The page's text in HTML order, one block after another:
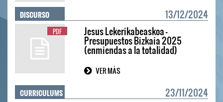
DISCURSO 13/12/2024
PDF Jesus Lekerikabeaskoa -
Presupuestos Bizkaia 2025
(enmiendas a la totalidad)
VER MÁS
CURRICULUMS 23/11/2024